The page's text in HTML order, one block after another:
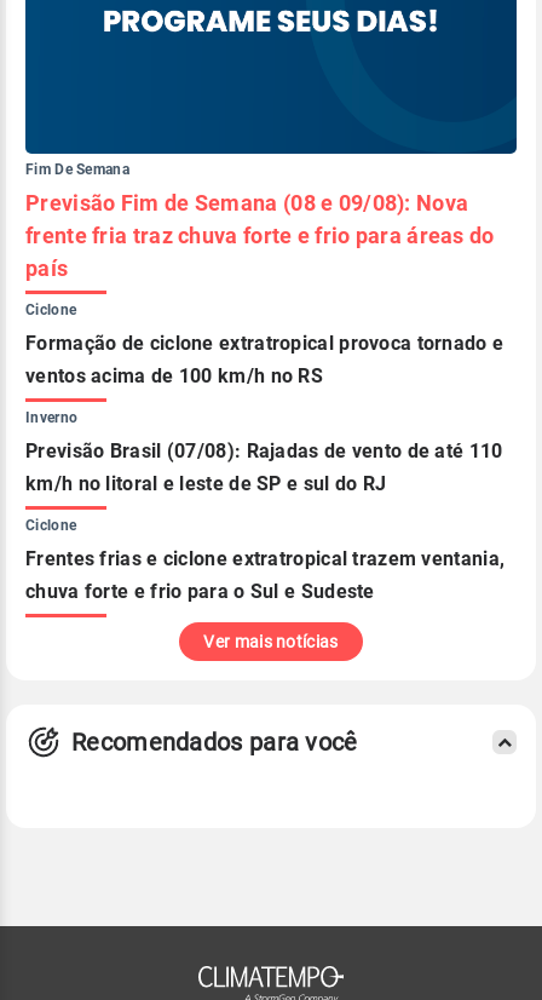
Fim De Semana
Previsão Fim de Semana (08 e 09/08): Nova
frente fria traz chuva forte e frio para áreas do
país
Ciclone
Formação de ciclone extratropical provoca tornado e
ventos acima de 100 km/h no RS
Inverno
Previsão Brasil (07/08): Rajadas de vento de até 110
km/h no litoral e leste de SP e sul do RJ
Ciclone
Frentes frias e ciclone extratropical trazem ventania,
chuva forte e frio para o Sul e Sudeste
Ver mais notícias
Recomendados para você